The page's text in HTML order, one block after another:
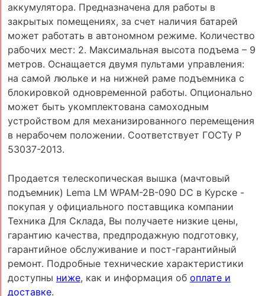
аккумулятора. Предназначена для работы в
закрытых помещениях, за счет наличия батарей
может работать в автономном режиме. Количество
рабочих мест: 2. Максимальная высота подъема – 9
метров. Оснащается двумя пультами управления:
на самой люльке и на нижней раме подъемника с
блокировкой одновременной работы. Опционально
может быть укомплектована самоходным
устройством для механизированного перемещения
в нерабочем положении. Соответствует ГОСТу Р
53037-2013.
Продается телескопическая вышка (мачтовый
подъемник) Lema LM WPAM-2B-090 DC в Курске -
покупая у официального поставщика компании
Техника Для Склада, Вы получаете низкие цены,
гарантию качества, предпродажную подготовку,
гарантийное обслуживание и пост-гарантийный
ремонт. Подробные технические характеристики
доступны ниже, как и информация об оплате и
доставке.